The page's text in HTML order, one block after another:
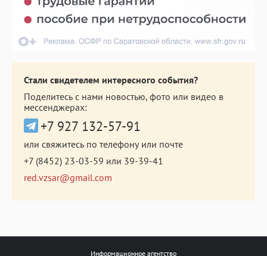
Стали свидетелем интересного события?
Поделитесь с нами новостью, фото или видео в
мессенджерах:
+7 927 132-57-91
или свяжитесь по телефону или почте
+7 (8452) 23-03-59 или 39-39-41
red.vzsar@gmail.com
Информационное агентство